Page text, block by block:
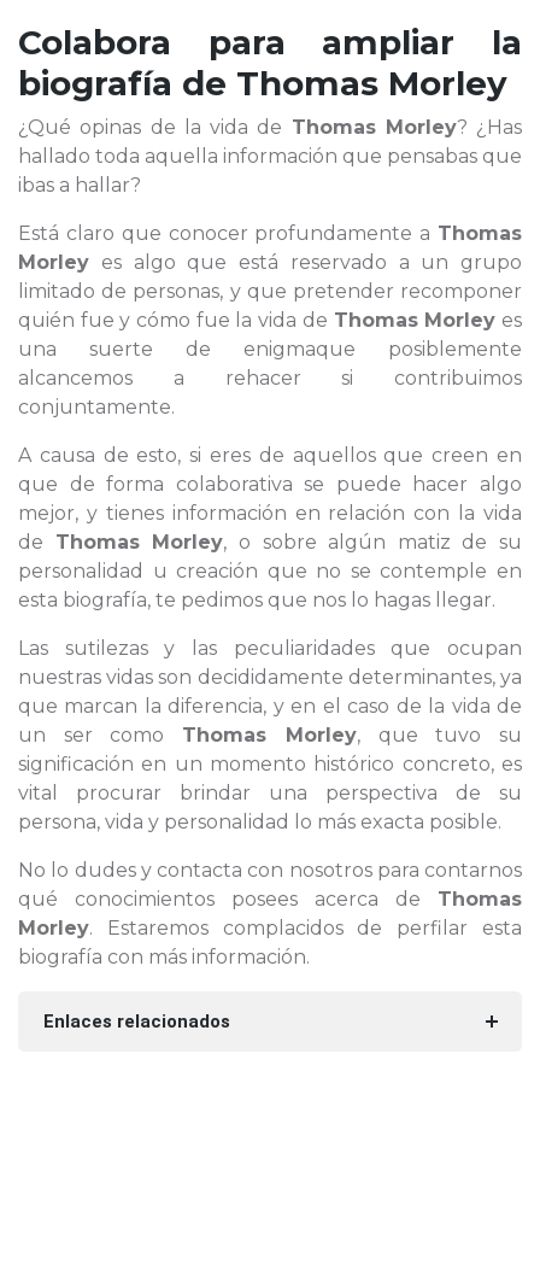
Colabora para ampliar la
biografía de Thomas Morley
¿Qué opinas de la vida de Thomas Morley? ¿Has
hallado toda aquella información que pensabas que
ibas a hallar?
Está claro que conocer profundamente a Thomas
Morley es algo que está reservado a un grupo
limitado de personas, y que pretender recomponer
quién fue y cómo fue la vida de Thomas Morley es
una suerte de enigmaque posiblemente
alcancemos a rehacer si contribuimos
conjuntamente.
A causa de esto, si eres de aquellos que creen en
que de forma colaborativa se puede hacer algo
mejor, y tienes información en relación con la vida
de Thomas Morley, o sobre algún matiz de su
personalidad u creación que no se contemple en
esta biografía, te pedimos que nos lo hagas llegar.
Las sutilezas y las peculiaridades que ocupan
nuestras vidas son decididamente determinantes, ya
que marcan la diferencia, y en el caso de la vida de
un ser como Thomas Morley, que tuvo su
significación en un momento histórico concreto, es
vital procurar brindar una perspectiva de su
persona, vida y personalidad lo más exacta posible.
No lo dudes y contacta con nosotros para contarnos
qué conocimientos posees acerca de Thomas
Morley. Estaremos complacidos de perfilar esta
biografía con más información.
Enlaces relacionados